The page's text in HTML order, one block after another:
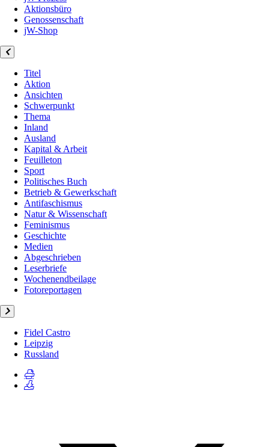
Aktionsbüro
Genossenschaft
jW-Shop
Titel
Aktion
Ansichten
Schwerpunkt
Thema
Inland
Ausland
Kapital & Arbeit
Feuilleton
Sport
Politisches Buch
Betrieb & Gewerkschaft
Antifaschismus
Natur & Wissenschaft
Feminismus
Geschichte
Medien
Abgeschrieben
Leserbriefe
Wochenendbeilage
Fotoreportagen
Fidel Castro
Leipzig
Russland